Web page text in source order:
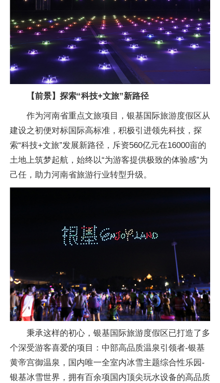
【前景】探索“科技+文旅”新路径
作为河南省重点文旅项目，银基国际旅游度假区从
建设之初便对标国际高标准，积极引进领先科技，探
索“科技+文旅”发展新路径，斥资560亿元在16000亩的
土地上筑梦起航，始终以“为游客提供极致的体验感”为
己任，助力河南省旅游行业转型升级。
秉承这样的初心，银基国际旅游度假区已打造了多
个深受游客喜爱的项目：中部高品质温泉引领者-银基
黄帝宫御温泉，国内唯一全室内冰雪主题综合性乐园-
银基冰雪世界，拥有百余项国内顶尖玩水设备的高品质